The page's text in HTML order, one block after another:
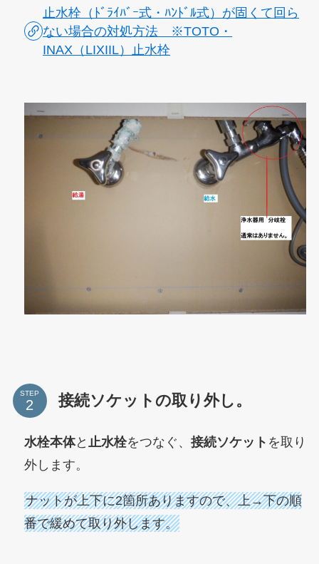
止水栓（ﾄﾞﾗｲﾊﾞｰ式・ﾊﾝﾄﾞﾙ式）が固くて回ら
ない場合の対処方法 ※TOTO・
INAX（LIXIIL）止水栓
STEP 接続ソケットの取り外し。
水栓本体と 止水栓をつなぐ、 接続ソケット を取り
外します。
ナットが上下に2箇所ありますので、上→下の順
番で緩めて取り外します。